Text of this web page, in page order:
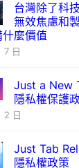
台灣除了科
無效焦慮和
麼價值
7 日
Just a New
隱私權保護
2 日
Just Tab
隱私權政策